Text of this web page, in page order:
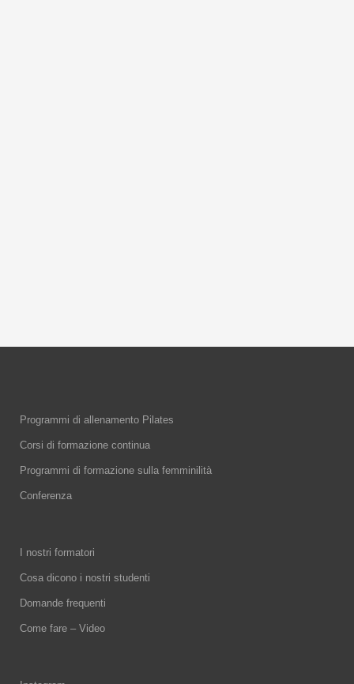
Programmi di allenamento Pilates
Corsi di formazione continua
Programmi di formazione sulla femminilità
Conferenza
I nostri formatori
Cosa dicono i nostri studenti
Domande frequenti
Come fare – Video